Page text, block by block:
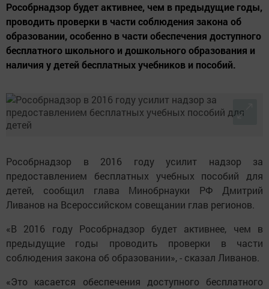
Рособрнадзор будет активнее, чем в предыдущие годы,
проводить проверки в части соблюдения закона об
образовании, особенно в части обеспечения доступного
бесплатного школьного и дошкольного образования и
наличия у детей бесплатных учебников и пособий.
Рособрнадзор в 2016 году усилит надзор за
предоставлением бесплатных учебных пособий для
детей, сообщил глава Минобрнауки РФ Дмитрий
Ливанов на Всероссийском совещании глав регионов.
«В 2016 году Рособрнадзор будет активнее, чем в
предыдущие годы проводить проверки в части
соблюдения закона об образовании», - сказал Ливанов.
«Это касается обеспечения доступного бесплатного